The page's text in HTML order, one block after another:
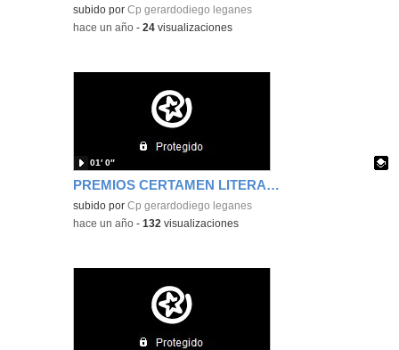
subido porCp gerardodiego leganes
-hace un año -24 visualizaciones
PREMIOS CERTAMEN LITERARIO
Contenido educativo.
subido porCp gerardodiego leganes
01′ 0″
-hace un año -132 visualizaciones